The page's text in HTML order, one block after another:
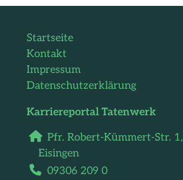
Startseite
Kontakt
Impressum
Datenschutzerklärung
Karriereportal Tatenwerk
Pfr. Robert-Kümmert-Str. 1,
Eisingen
09306 209 0